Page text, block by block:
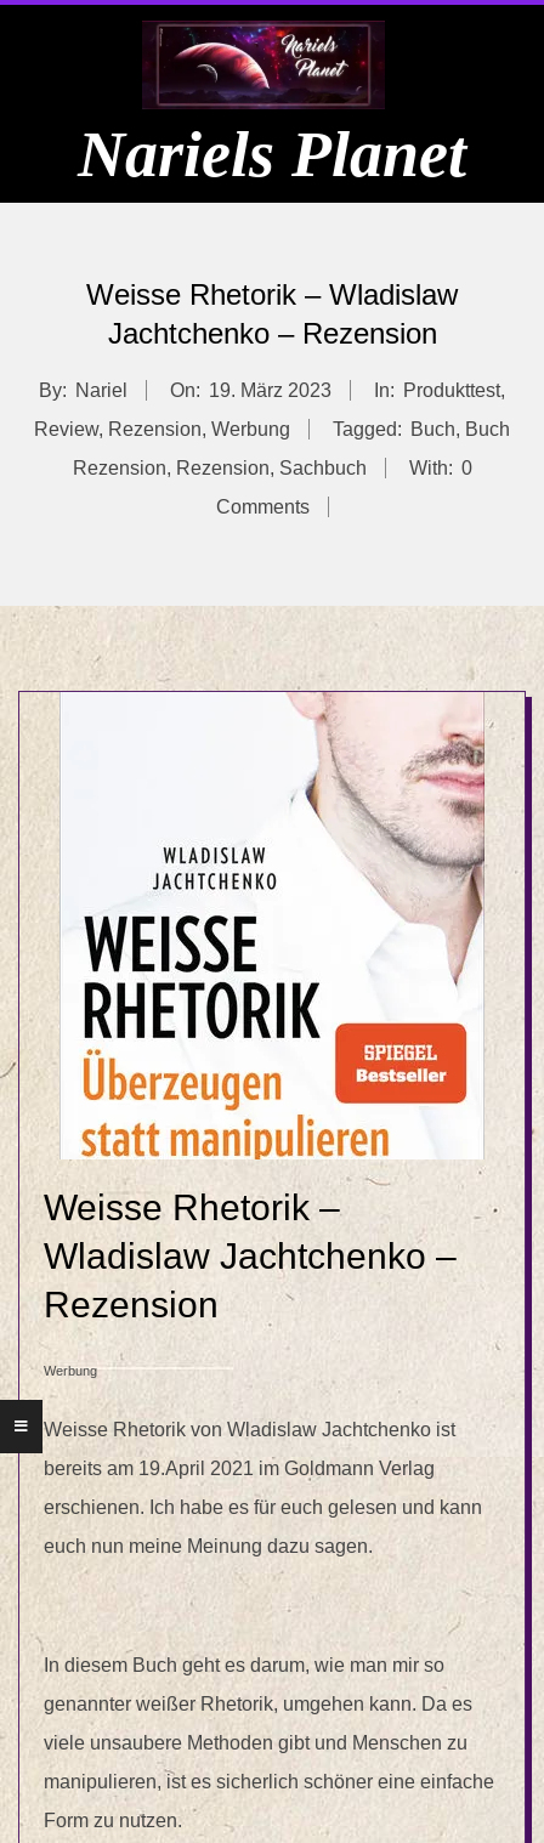
Nariels Planet
Weisse Rhetorik – Wladislaw
Jachtchenko – Rezension
By: Nariel On: 19. März 2023 In: Produkttest,
Review, Rezension, Werbung Tagged: Buch, Buch
Rezension, Rezension, Sachbuch With: 0
Comments
Weisse Rhetorik –
Wladislaw Jachtchenko –
Rezension
Werbung
Weisse Rhetorik von Wladislaw Jachtchenko ist
bereits am 19.April 2021 im Goldmann Verlag
erschienen. Ich habe es für euch gelesen und kann
euch nun meine Meinung dazu sagen.
In diesem Buch geht es darum, wie man mir so
genannter weißer Rhetorik, umgehen kann. Da es
viele unsaubere Methoden gibt und Menschen zu
manipulieren, ist es sicherlich schöner eine einfache
Form zu nutzen.